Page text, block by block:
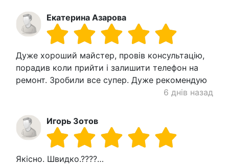
Екатерина Азарова
Дуже хороший майстер, провів консультацію,
порадив коли прийти і залишити телефон на
ремонт. Зробили все супер. Дуже рекомендую
6 днів назад
Игорь Зотов
Якісно. Швидко.????…